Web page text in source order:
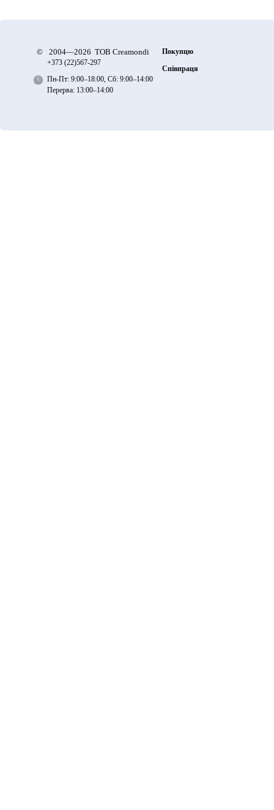
© 2004—2026 ТОВ Creamondi
+373 (22)567-297
Пн-Пт: 9:00–18:00, Сб: 9:00–14:00
Перерва: 13:00–14:00
Покупцю
Співпраця